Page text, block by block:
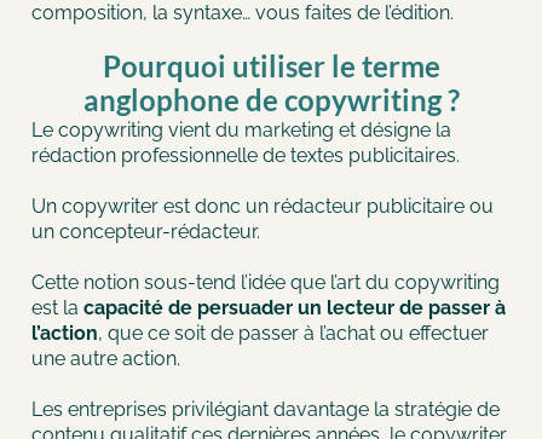
composition, la syntaxe… vous faites de l’édition.
Pourquoi utiliser le terme
anglophone de copywriting ?
Le copywriting vient du marketing et désigne la
rédaction professionnelle de textes publicitaires.
Un copywriter est donc un rédacteur publicitaire ou
un concepteur-rédacteur.
Cette notion sous-tend l’idée que l’art du copywriting
est la capacité de persuader un lecteur de passer à
l’action, que ce soit de passer à l’achat ou effectuer
une autre action.
Les entreprises privilégiant davantage la stratégie de